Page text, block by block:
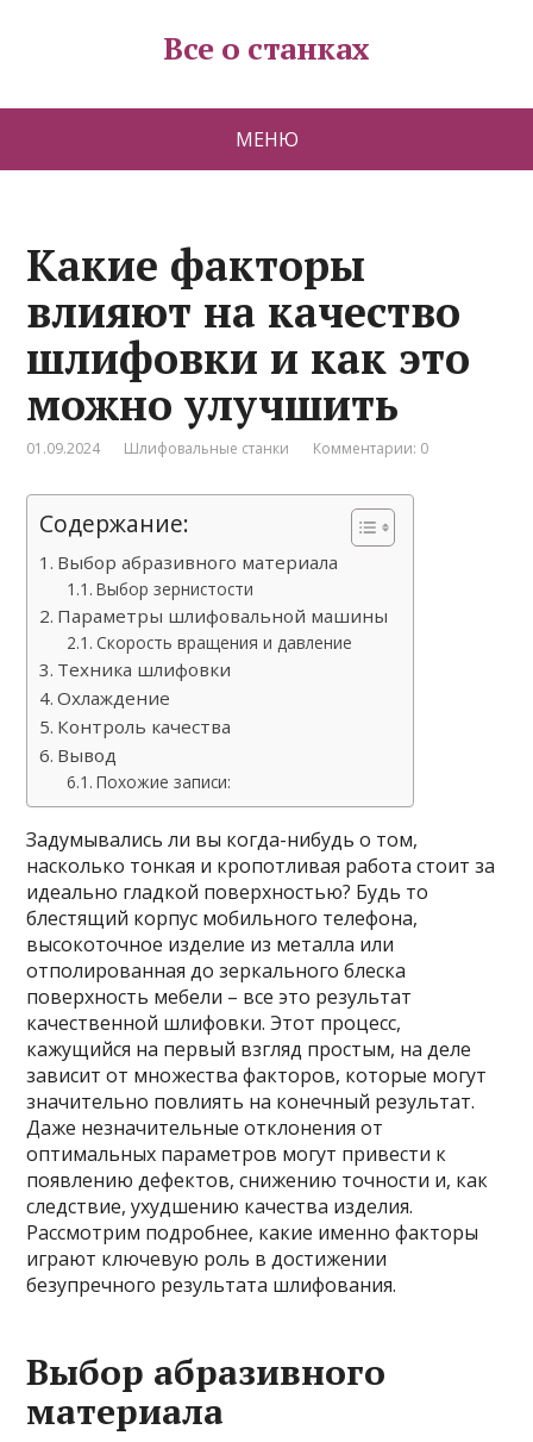
Все о станках
МЕНЮ
Какие факторы
влияют на качество
шлифовки и как это
можно улучшить
01.09.2024 Шлифовальные станки Комментарии: 0
Содержание:
Выбор абразивного материала
Выбор зернистости
Параметры шлифовальной машины
Скорость вращения и давление
Техника шлифовки
Охлаждение
Контроль качества
Вывод
Похожие записи:
Задумывались ли вы когда-нибудь о том,
насколько тонкая и кропотливая работа стоит за
идеально гладкой поверхностью? Будь то
блестящий корпус мобильного телефона,
высокоточное изделие из металла или
отполированная до зеркального блеска
поверхность мебели – все это результат
качественной шлифовки. Этот процесс,
кажущийся на первый взгляд простым, на деле
зависит от множества факторов, которые могут
значительно повлиять на конечный результат.
Даже незначительные отклонения от
оптимальных параметров могут привести к
появлению дефектов, снижению точности и, как
следствие, ухудшению качества изделия.
Рассмотрим подробнее, какие именно факторы
играют ключевую роль в достижении
безупречного результата шлифования.
Выбор абразивного
материала